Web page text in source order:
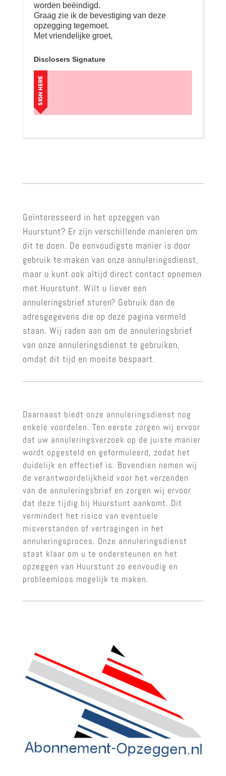
worden beëindigd.
Graag zie ik de bevestiging van deze
opzegging tegemoet.
Met vriendelijke groet,
Disclosers Signature
Geïnteresseerd in het opzeggen van
Huurstunt? Er zijn verschillende manieren om
dit te doen. De eenvoudigste manier is door
gebruik te maken van onze annuleringsdienst,
maar u kunt ook altijd direct contact opnemen
met Huurstunt. Wilt u liever een
annuleringsbrief sturen? Gebruik dan de
adresgegevens die op deze pagina vermeld
staan. Wij raden aan om de annuleringsbrief
van onze annuleringsdienst te gebruiken,
omdat dit tijd en moeite bespaart.
Daarnaast biedt onze annuleringsdienst nog
enkele voordelen. Ten eerste zorgen wij ervoor
dat uw annuleringsverzoek op de juiste manier
wordt opgesteld en geformuleerd, zodat het
duidelijk en effectief is. Bovendien nemen wij
de verantwoordelijkheid voor het verzenden
van de annuleringsbrief en zorgen wij ervoor
dat deze tijdig bij Huurstunt aankomt. Dit
vermindert het risico van eventuele
misverstanden of vertragingen in het
annuleringsproces. Onze annuleringsdienst
staat klaar om u te ondersteunen en het
opzeggen van Huurstunt zo eenvoudig en
probleemloos mogelijk te maken.